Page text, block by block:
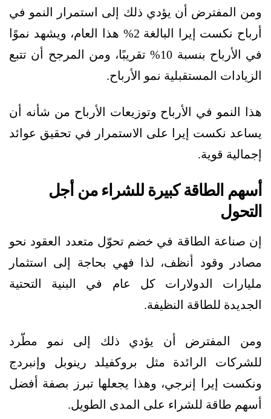
ومن المفترض أن يؤدي ذلك إلى استمرار النمو في
أرباح نكست إيرا البالغة 2% هذا العام، ويشهد نموًا
في الأرباح بنسبة 10% تقريبًا، ومن المرجح أن تتبع
الزيادات المستقبلية نمو الأرباح.
هذا النمو في الأرباح وتوزيعات الأرباح من شأنه أن
يساعد نكست إيرا على الاستمرار في تحقيق عوائد
إجمالية قوية.
أسهم الطاقة كبيرة للشراء من أجل
التحول
إن صناعة الطاقة في خضم تحوّل متعدد العقود نحو
مصادر وقود أنظف، لذا فهي بحاجة إلى استثمار
مليارات الدولارات كل عام في البنية التحتية
الجديدة للطاقة النظيفة.
ومن المفترض أن يؤدي ذلك إلى نمو مطّرد
للشركات الرائدة مثل بروكفيلد رينوبل وإنبردج
ونكست إيرا إنرجي، وهذا يجعلها تبرز بصفة أفضل
أسهم طاقة للشراء على المدى الطويل.